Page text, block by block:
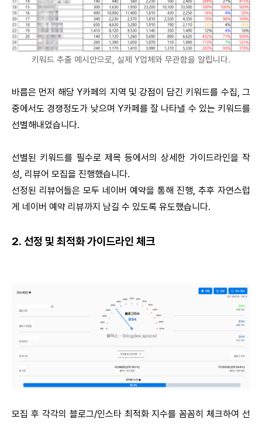
키워드 추출 예시안으로, 실제 Y업체와 무관함을 알립니다.
바름은 먼저 해당 Y카페의 지역 및 강점이 담긴 키워드를 수집, 그
중에서도 경쟁정도가 낮으며 Y카페를 잘 나타낼 수 있는 키워드를
선별해내었습니다.
선별된 키워드를 필수로 제목 등에서의 상세한 가이드라인을 작
성, 리뷰어 모집을 진행했습니다.
선정된 리뷰어들은 모두 네이버 예약을 통해 진행, 추후 자연스럽
게 네이버 예약 리뷰까지 남길 수 있도록 유도했습니다.
2. 선정 및 최적화 가이드라인 체크
모집 후 각각의 블로그/인스타 최적화 지수를 꼼꼼히 체크하여 선